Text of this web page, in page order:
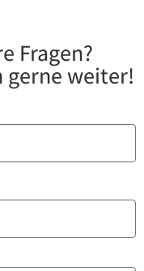
Fragen?
gerne weiter!